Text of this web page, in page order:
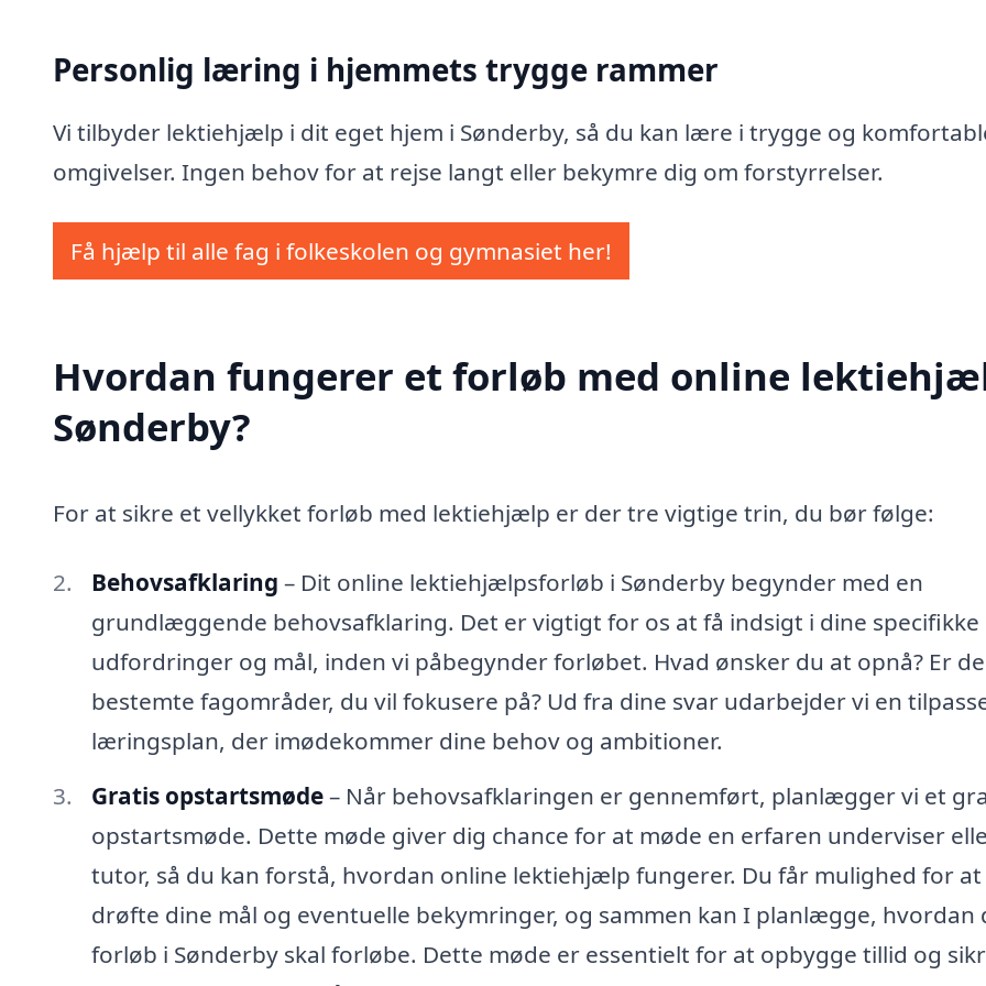
Personlig læring i hjemmets trygge rammer
Vi tilbyder lektiehjælp i dit eget hjem i Sønderby, så du kan lære i trygge og
omgivelser. Ingen behov for at rejse langt eller bekymre dig om forstyrrelser.
Få hjælp til alle fag i folkeskolen og gymnasiet her!
Hvordan fungerer et forløb med online
Sønderby?
For at sikre et vellykket forløb med lektiehjælp er der tre vigtige trin, du bør følge:
Behovsafklaring – Dit online lektiehjælpsforløb i Sønderby begynder med en
grundlæggende behovsafklaring. Det er vigtigt for os at få indsigt i dine specifikke
udfordringer og mål, inden vi påbegynder forløbet. Hvad ønsker du at opnå? Er
bestemte fagområder, du vil fokusere på? Ud fra dine svar udarbejder vi en
læringsplan, der imødekommer dine behov og ambitioner.
Gratis opstartsmøde– Når behovsafklaringen er gennemført, planlægger vi et
opstartsmøde. Dette møde giver dig chance for at møde en erfaren underviser
tutor, så du kan forstå, hvordan online lektiehjælp fungerer. Du får mulighed for at
drøfte dine mål og eventuelle bekymringer, og sammen kan I planlægge, hvordan
forløb i Sønderby skal forløbe. Dette møde er essentielt for at opbygge tillid og